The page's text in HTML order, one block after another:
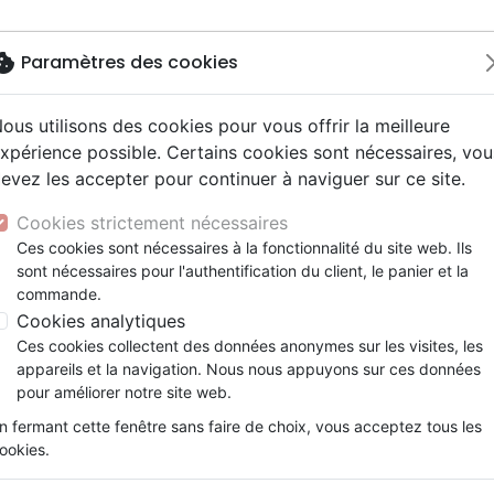
NouveautésBibles
courant / NFC
fondamental
Autres versions
Bibles d'étude
Bibles audio
Bibles gros caractères
Calendriers
autres langues
Livres
adoration
santé +
famille +
Messianique
+
bio
spirituel
Mission, évangélisation
Fin des temps
Personnages de la Bible
Création, évolution
Théâtre, saynettes
Jeunesse
6-9 ans
9-12 ans
jeunes
Enseignement jeunesse
Livres d'activités
Cadeaux Bébé
enfant Recueils et partitions
DVD concert
cultuels
Croix/cadres
Porte clés
Posters
Bloc notes
très bruyant, Un (rigide)
Noël très bruyant, Un (rigide)
Référence
Description Détails du produit
Sais-tu vraiment crier ?
Paramètres des cookies
utilisons des cookies pour vous offrir la meilleure
possible. Certains cookies sont nécessaires,
les accepter pour continuer à naviguer sur ce site.
Cookies strictement nécessaires
Ces cookies sont nécessaires à la fonctionnalité du site web. Ils
sont nécessaires pour l'authentification du client, le panier et la
commande.
Cookies analytiques
Ces cookies collectent des données anonymes sur les visites, les
appareils et la navigation. Nous nous appuyons sur ces données
pour améliorer notre site web.
fermant cette fenêtre sans faire de choix, vous acceptez tous les